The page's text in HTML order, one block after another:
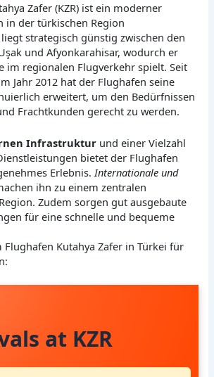
Zafer (KZR) ist ein moderner
in der türkischen Region
strategisch günstig zwischen den
und Afyonkarahisar, wodurch er
im regionalen Flugverkehr spielt. Seit
Jahr 2012 hat der Flughafen seine
erweitert, um den Bedürfnissen
Frachtkunden gerecht zu werden.
Infrastruktur und einer Vielzahl
bietet der Flughafen
Erlebnis. Internationale und
ihn zu einem zentralen
Zudem sorgen gut ausgebaute
für eine schnelle und bequeme
Flughafen Kutahya Zafer in Türkei für
at KZR